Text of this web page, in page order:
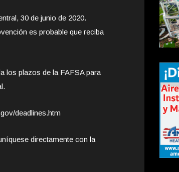
30 de junio de 2020.
es probable que reciba
los plazos de la FAFSA para
deadlines.htm
directamente con la